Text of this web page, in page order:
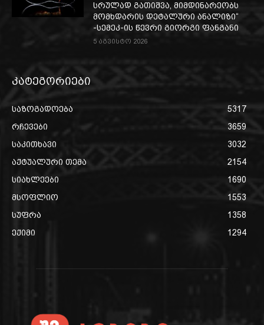
სრულად გათიშვა, მიმდინარეობს
მომხდარის დეტალური ანალიზი“
-სემეკ-ის წევრი გიორგი ფანგანი
5 აგვისტო 2026
კატეგორიები
საზოგადოება
5317
რჩევები
3659
საკითხავი
3032
აქტუალური თემა
2154
სიახლეები
1690
მსოფლიო
1553
სუფრა
1358
ექიმი
1294